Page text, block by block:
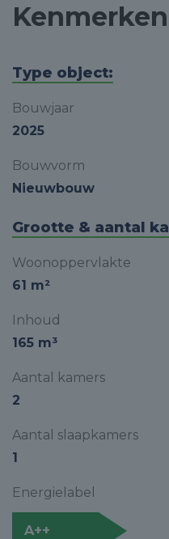
Kenmerken
Type object:
Bouwjaar
2025
Bouwvorm
Nieuwbouw
Grootte & aantal
Woonoppervlakte
61 m²
Inhoud
165 m³
Aantal kamers
2
Aantal slaapkamers
1
Energielabel
A++